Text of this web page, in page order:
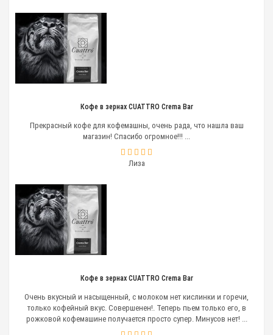
Кофе в зернах CUATTRO Crema Bar
Прекрасный кофе для кофемашны, очень рада, что нашла ваш
магазин! Спасибо огромное!!! ...
Лиза
Кофе в зернах CUATTRO Crema Bar
Очень вкусный и насыщенный, с молоком нет кислинки и горечи,
только кофейный вкус. Совершенен!. Теперь пьем только его, в
рожковой кофемашине получается просто супер. Минусов нет! ...